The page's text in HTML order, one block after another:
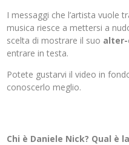
I messaggi che l’artista vuole
musica riesce a mettersi a
scelta di mostrare il suo
entrare in testa.
Potete gustarvi il video in
conoscerlo meglio.
Chi è Daniele Nick? Qual è